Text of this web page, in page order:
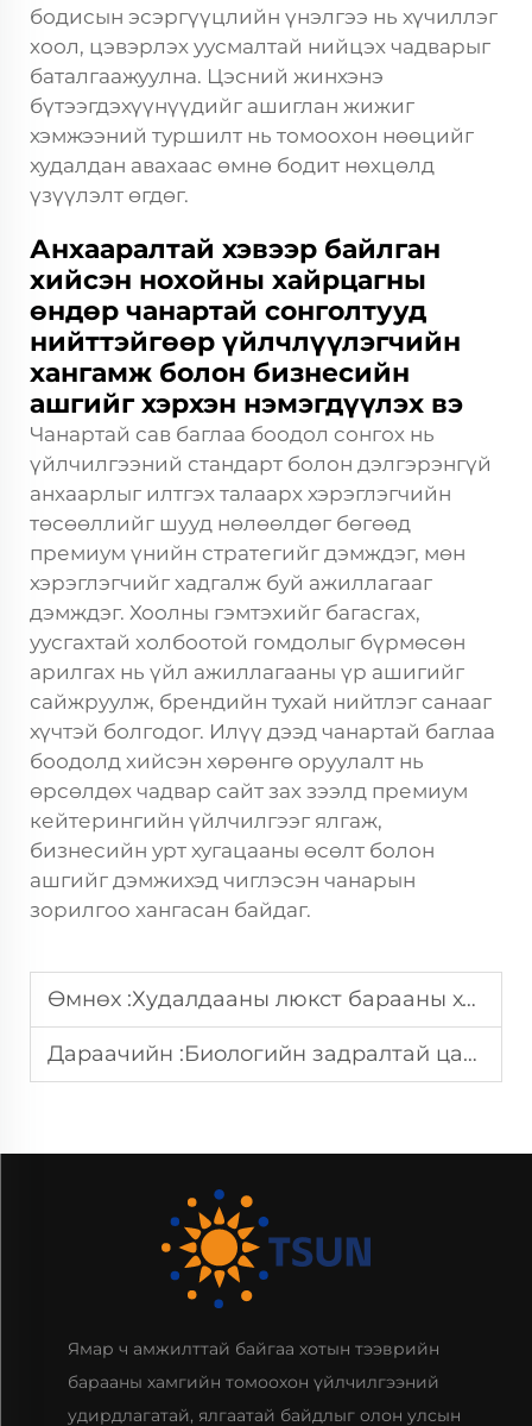
бодисын эсэргүүцлийн үнэлгээ нь хүчиллэг
хоол, цэвэрлэх уусмалтай нийцэх чадварыг
баталгаажуулна. Цэсний жинхэнэ
бүтээгдэхүүнүүдийг ашиглан жижиг
хэмжээний туршилт нь томоохон нөөцийг
худалдан авахаас өмнө бодит нөхцөлд
үзүүлэлт өгдөг.
Анхааралтай хэвээр байлган
хийсэн нохойны хайрцагны
өндөр чанартай сонголтууд
нийттэйгөөр үйлчлүүлэгчийн
хангамж болон бизнесийн
ашгийг хэрхэн нэмэгдүүлэх вэ
Чанартай сав баглаа боодол сонгох нь
үйлчилгээний стандарт болон дэлгэрэнгүй
анхаарлыг илтгэх талаарх хэрэглэгчийн
төсөөллийг шууд нөлөөлдөг бөгөөд
премиум үнийн стратегийг дэмждэг, мөн
хэрэглэгчийг хадгалж буй ажиллагааг
дэмждэг. Хоолны гэмтэхийг багасгах,
уусгахтай холбоотой гомдолыг бүрмөсөн
арилгах нь үйл ажиллагааны үр ашигийг
сайжруулж, брендийн тухай нийтлэг санааг
хүчтэй болгодог. Илүү дээд чанартай баглаа
боодолд хийсэн хөрөнгө оруулалт нь
өрсөлдөх чадвар сайт зах зээлд премиум
кейтерингийн үйлчилгээг ялгаж,
бизнесийн урт хугацааны өсөлт болон
ашгийг дэмжихэд чиглэсэн чанарын
зорилгоо хангасан байдаг.
Өмнөх :Худалдааны люкст барааны хувьд ангилах цаасан найрагны тэсвэрт чанарын давуу талууд юу вэ?
Дараачийн :Биологийн задралтай цаасан аяга нь устай кофе шугамын салбарын хувьд яагаад дээд сонголт болдог вэ?
Ямар ч амжилттай байгаа хотын тээврийн
барааны хамгийн томоохон үйлчилгээний
удирдлагатай, ялгаатай байдлыг олон улсын